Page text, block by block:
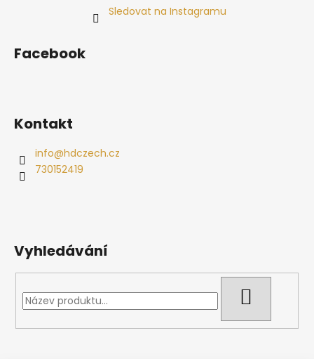
Sledovat na Instagramu
Facebook
Kontakt
info@hdczech.cz
730152419
Vyhledávání